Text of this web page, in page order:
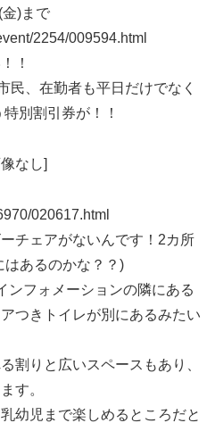
)まで
2254/009594.html
！
民、在勤者も平日だけでなく
別割引券が！！
なし]
020617.html
チェアがないんです！2カ所
はあるのかな？？)
ンフォメーションの隣にある
つきトイレが別にあるみたい
割りと広いスペースもあり、
す。
幼児まで楽しめるところだと